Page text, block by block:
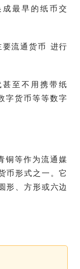
最早的纸币交
要流通货币 进行
至不用携带纸
字货币等等数字
铜等作为流通媒
币形式之一。它
形、方形或六边